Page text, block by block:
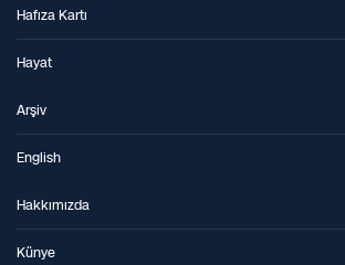
Hafıza Kartı
Hayat
Arşiv
English
Hakkımızda
Künye